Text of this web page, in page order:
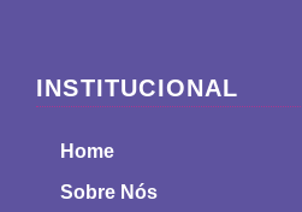
INSTITUCIONAL
Home
Sobre Nós